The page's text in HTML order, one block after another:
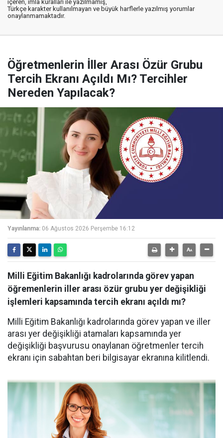
içeren, imla kuralları ile yazılmamış,
Türkçe karakter kullanılmayan ve büyük harflerle yazılmış yorumlar
onaylanmamaktadır.
Öğretmenlerin İller Arası Özür Grubu
Tercih Ekranı Açıldı Mı? Tercihler
Nereden Yapılacak?
Yayınlanma: 06 Ağustos 2026 Perşembe 16:12
Milli Eğitim Bakanlığı kadrolarında görev yapan
öğremenlerin iller arası özür grubu yer değişikliği
işlemleri kapsamında tercih ekranı açıldı mı?
Milli Eğitim Bakanlığı kadrolarında görev yapan ve iller
arası yer değişikliği atamaları kapsamında yer
değişikliği başvurusu onaylanan öğretmenler tercih
ekranı için sabahtan beri bilgisayar ekranına kilitlendi.